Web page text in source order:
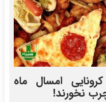
امسال ماه
نخورند!